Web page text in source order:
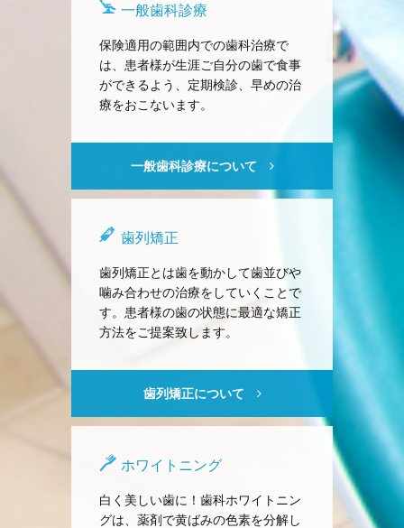
一般歯科診療
保険適用の範囲内での歯科治療で
は、患者様が生涯ご自分の歯で食事
ができるよう、定期検診、早めの治
療をおこないます。
一般歯科診療について
歯列矯正
歯列矯正とは歯を動かして歯並びや
噛み合わせの治療をしていくことで
す。患者様の歯の状態に最適な矯正
方法をご提案致します。
歯列矯正について
ホワイトニング
白く美しい歯に！歯科ホワイトニン
グは、薬剤で黄ばみの色素を分解し